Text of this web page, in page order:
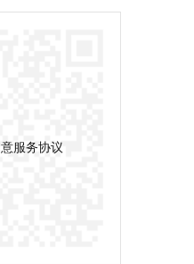
服务协议